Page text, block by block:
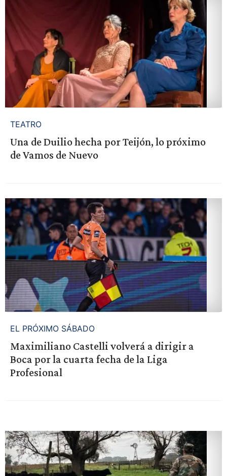
TEATRO
Una de Duilio hecha por Teijón, lo próximo
de Vamos de Nuevo
EL PRÓXIMO SÁBADO
Maximiliano Castelli volverá a dirigir a
Boca por la cuarta fecha de la Liga
Profesional